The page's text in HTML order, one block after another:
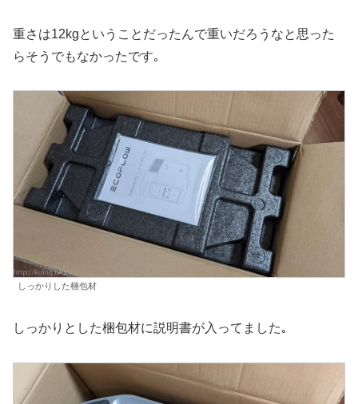
重さは12kgということだったんで重いだろうなと思った
らそうでもなかったです｡
しっかりした梱包材
しっかりとした梱包材に説明書が入ってました｡